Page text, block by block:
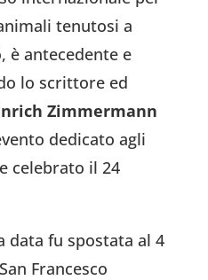
tenutosi a
è antecedente e
lo scrittore ed
Zimmermann
dedicato agli
celebrato il 24
data fu spostata al 4
Francesco